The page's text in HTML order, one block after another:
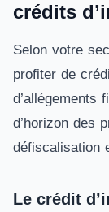
crédits
Selon votre
profiter de
d’allégements
d’horizon des
défiscalisation
Le crédit